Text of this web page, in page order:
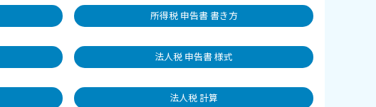
所得税 申告書 書き方
法人税 申告書 様式
法人税 計算